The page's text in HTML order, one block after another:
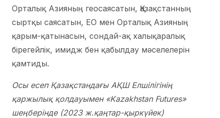
Орталық Азияның геосаясатын, Қазақстанның
сыртқы саясатын, ЕО мен Орталық Азияның
қарым-қатынасын, сондай-ақ халықаралық
бірегейлік, имидж бен қабылдау мәселелерін
қамтиды.
Осы есеп Қазақстандағы АҚШ Елшілігінің
қаржылық қолдауымен «Kazakhstan Futures»
шеңберінде (2023 ж.қаңтар-қыркүйек)